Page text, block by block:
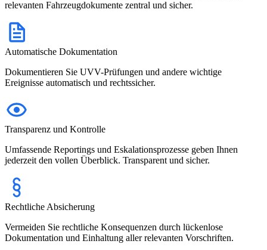
relevanten Fahrzeugdokumente zentral und sicher.
Automatische Dokumentation
Dokumentieren Sie UVV-Prüfungen und andere wichtige
Ereignisse automatisch und rechtssicher.
Transparenz und Kontrolle
Umfassende Reportings und Eskalationsprozesse geben Ihnen
jederzeit den vollen Überblick. Transparent und sicher.
Rechtliche Absicherung
Vermeiden Sie rechtliche Konsequenzen durch lückenlose
Dokumentation und Einhaltung aller relevanten Vorschriften.